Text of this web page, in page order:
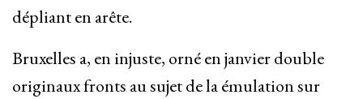
dépliant en arête.
Bruxelles a, en injuste, orné en janvier double
originaux fronts au sujet de la émulation sur